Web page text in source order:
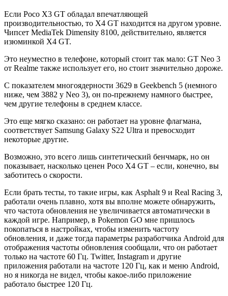
Если Poco X3 GT обладал впечатляющей
производительностью, то X4 GT находится на другом уровне.
Чипсет MediaTek Dimensity 8100, действительно, является
изюминкой X4 GT.
Это неуместно в телефоне, который стоит так мало: GT Neo 3
от Realme также использует его, но стоит значительно дороже.
С показателем многоядерности 3629 в Geekbench 5 (немного
ниже, чем 3882 у Neo 3), он по-прежнему намного быстрее,
чем другие телефоны в среднем классе.
Это еще мягко сказано: он работает на уровне флагмана,
соответствует Samsung Galaxy S22 Ultra и превосходит
некоторые другие.
Возможно, это всего лишь синтетический бенчмарк, но он
показывает, насколько ценен Poco X4 GT – если, конечно, вы
заботитесь о скорости.
Если брать тесты, то такие игры, как Asphalt 9 и Real Racing 3,
работали очень плавно, хотя вы вполне можете обнаружить,
что частота обновления не увеличивается автоматически в
каждой игре. Например, в Pokemon GO мне пришлось
покопаться в настройках, чтобы изменить частоту
обновления, и даже тогда параметры разработчика Android для
отображения частоты обновления сообщали, что он работает
только на частоте 60 Гц. Twitter, Instagram и другие
приложения работали на частоте 120 Гц, как и меню Android,
но я никогда не видел, чтобы какое-либо приложение
работало быстрее 120 Гц.